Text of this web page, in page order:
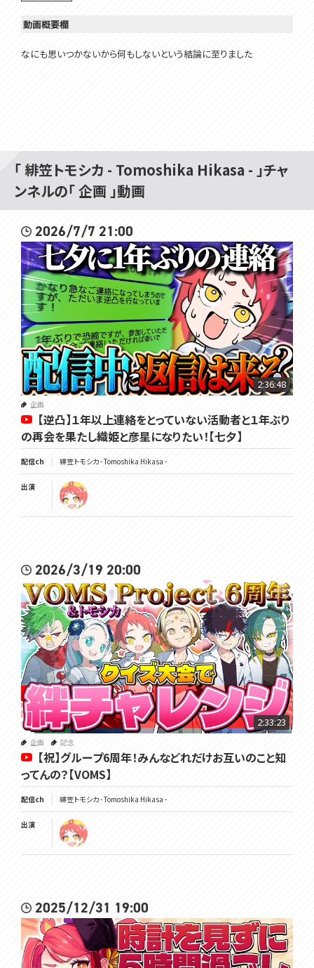
動画概要欄
なにも思いつかないから何もしないという結論に至りました
「 緋笠トモシカ - Tomoshika Hikasa - 」チャ
ンネルの「 企画 」動画
2026/7/7 21:00
2:36:48
企画
【逆凸】１年以上連絡をとっていない活動者と１年ぶり
の再会を果たし織姫と彦星になりたい！【七夕】
配信ch 緋笠トモシカ - Tomoshika Hikasa -
出演
2026/3/19 20:00
2:33:23
企画 記念
【祝】グループ6周年！みんなどれだけお互いのこと知
ってんの？【VOMS】
配信ch 緋笠トモシカ - Tomoshika Hikasa -
出演
2025/12/31 19:00